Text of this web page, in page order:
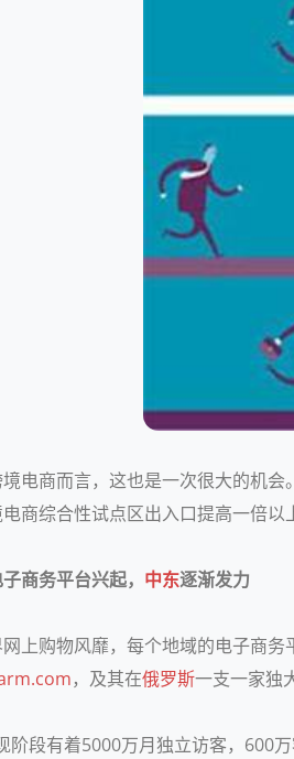
电商而言，这也是一次很大的机
商综合性试点区出入口提高一倍以
商务平台兴起， 中东逐渐发力
上购物风靡，每个地域的电子商务
，及其在俄罗斯一支一家独
阶段有着5000万月独立访客，600